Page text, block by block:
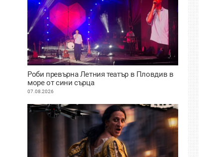
Роби превърна Летния театър в Пловдив в
море от сини сърца
07.08.2026